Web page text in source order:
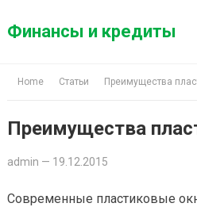
toФинансы и кредиты
Home Статьи Преимущества
Преимущества
admin — 19.12.2015
Современные пластиковые